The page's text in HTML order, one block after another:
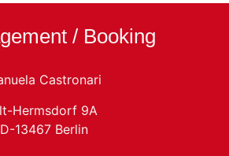
/ Booking
Castronari
Hermsdorf 9A
D-13467 Berlin